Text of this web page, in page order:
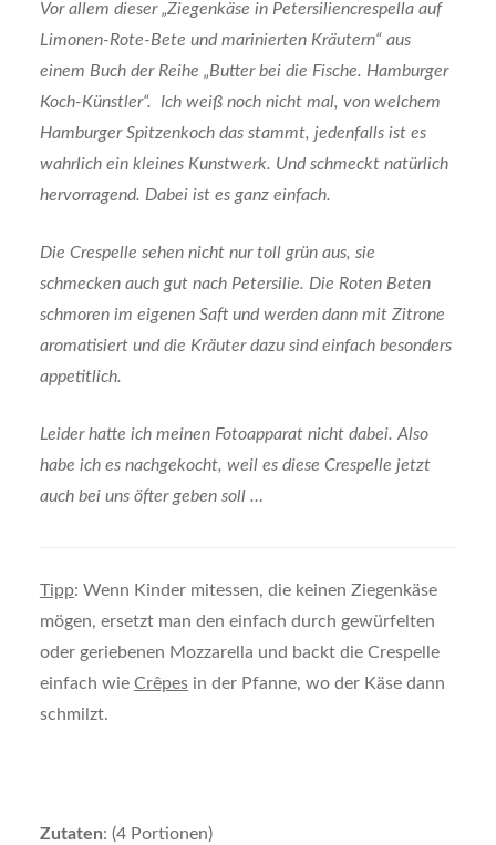
Vor allem dieser „Ziegenkäse in Petersiliencrespella auf
Limonen-Rote-Bete und marinierten Kräutern“ aus
einem Buch der Reihe „Butter bei die Fische. Hamburger
Koch-Künstler“. Ich weiß noch nicht mal, von welchem
Hamburger Spitzenkoch das stammt, jedenfalls ist es
wahrlich ein kleines Kunstwerk. Und schmeckt natürlich
hervorragend. Dabei ist es ganz einfach.
Die Crespelle sehen nicht nur toll grün aus, sie
schmecken auch gut nach Petersilie. Die Roten Beten
schmoren im eigenen Saft und werden dann mit Zitrone
aromatisiert und die Kräuter dazu sind einfach besonders
appetitlich.
Leider hatte ich meinen Fotoapparat nicht dabei. Also
habe ich es nachgekocht, weil es diese Crespelle jetzt
auch bei uns öfter geben soll …
Tipp: Wenn Kinder mitessen, die keinen Ziegenkäse
mögen, ersetzt man den einfach durch gewürfelten
oder geriebenen Mozzarella und backt die Crespelle
einfach wie Crêpesin der Pfanne, wo der Käse dann
schmilzt.
Zutaten: (4 Portionen)